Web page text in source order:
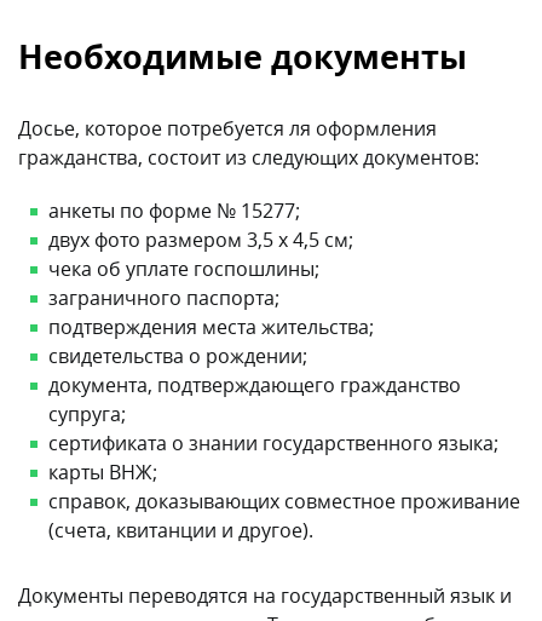
Необходимые документы
Досье, которое потребуется ля оформления
гражданства, состоит из следующих документов:
анкеты по форме № 15277;
двух фото размером 3,5 х 4,5 см;
чека об уплате госпошлины;
заграничного паспорта;
подтверждения места жительства;
свидетельства о рождении;
документа, подтверждающего гражданство
супруга;
сертификата о знании государственного языка;
карты ВНЖ;
справок, доказывающих совместное проживание
(счета, квитанции и другое).
Документы переводятся на государственный язык и